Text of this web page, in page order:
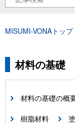
に
動
索
パ
く
MISUMI-VONAトップ
材料の基礎
材料の基礎の概
樹脂材料